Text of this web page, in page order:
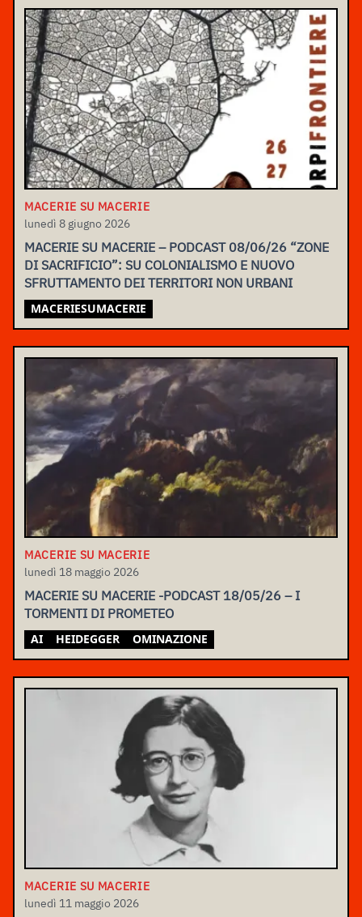
MACERIE SU MACERIE
lunedì 8 giugno 2026
MACERIE SU MACERIE – PODCAST 08/06/26 “ZONE
DI SACRIFICIO”: SU COLONIALISMO E NUOVO
SFRUTTAMENTO DEI TERRITORI NON URBANI
MACERIESUMACERIE
MACERIE SU MACERIE
lunedì 18 maggio 2026
MACERIE SU MACERIE -PODCAST 18/05/26 – I
TORMENTI DI PROMETEO
AI HEIDEGGER OMINAZIONE
MACERIE SU MACERIE
lunedì 11 maggio 2026